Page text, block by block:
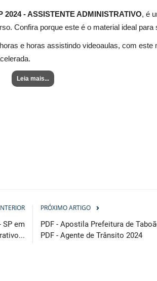
- ASSISTENTE ADMINISTRATIVO, é
Confira porque este é o material ideal para
e horas assistindo videoaulas, com este
Leia mais...
SP em
PRÓXIMO ARTIGO
PDF - Apostila Prefeitura de
PDF - Agente de Trânsito 2024